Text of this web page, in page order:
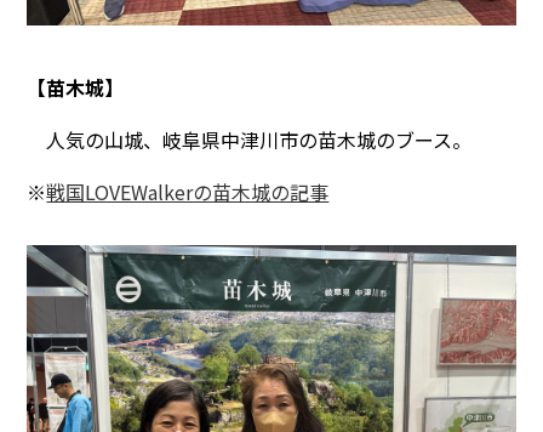
【苗木城】
人気の山城、岐阜県中津川市の苗木城のブース。
※戦国LOVEWalkerの苗木城の記事